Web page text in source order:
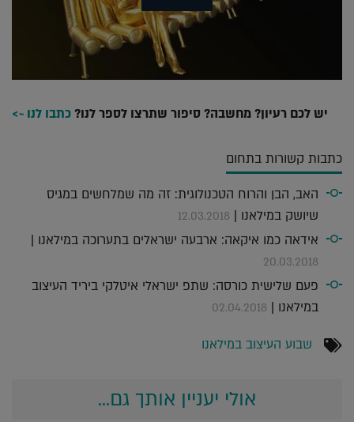
יש לכם רעיון? מחשבה? סיפור שתרצו לספר לנו?כתבו לנו ~>
כתבות קשורות בתחום
האב, הבן והרוח הטכנולוגית: זה מה שמלחשים במגיס
שיושק במילאנו | 12.03.2018
אידאה כמו איקאה: ארבעה ישראלים בתערוכה במילאנו |
20.03.2018
פעם שלישית כורסה: שתפ ישראלי איטלקי ביריד העיצוב
במילאנו | 02.04.2018
שבוע העיצוב במילאנו
אולי יעניין אותך גם...